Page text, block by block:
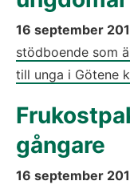
16 september
stödboende som
till unga i Götene
gångare
16 september